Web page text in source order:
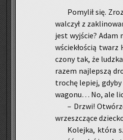
Po­my­lił się.
wal­czył z
jest wyj­ście? Adam
wście­kło­ścią
czo­ny tak, że
ra­zem naj­lep­szą
tro­chę le­piej, gdyby
wa­go­nu… No, ale
– Drzwi!
wrzesz­czą­ce
Ko­lej­ka, która